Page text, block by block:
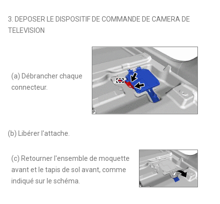
3. DEPOSER LE DISPOSITIF DE COMMANDE DE CAMERA DE
TELEVISION
(a) Débrancher chaque
connecteur.
(b) Libérer l'attache.
(c) Retourner l'ensemble de moquette
avant et le tapis de sol avant, comme
indiqué sur le schéma.